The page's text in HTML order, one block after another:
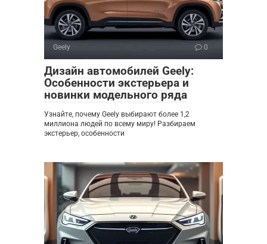
Geely 0
Дизайн автомобилей Geely:
Особенности экстерьера и
новинки модельного ряда
Узнайте, почему Geely выбирают более 1,2
миллиона людей по всему миру! Разбираем
экстерьер, особенности